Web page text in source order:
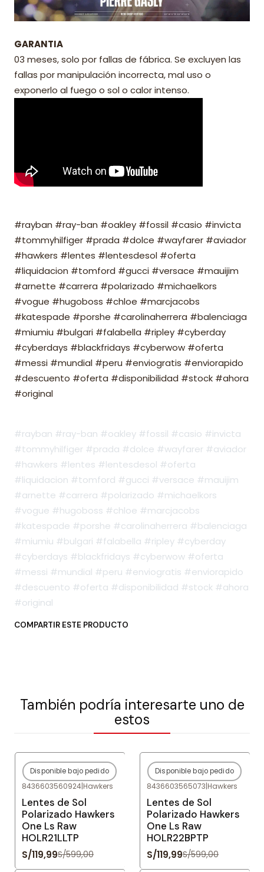
GARANTIA
03 meses, solo por fallas de fábrica. Se excluyen las
fallas por manipulación incorrecta, mal uso o
exponerlo al fuego o sol o calor intenso.
#rayban #ray-ban #oakley #fossil #casio #invicta
#tommyhilfiger #prada #dolce #wayfarer #aviador
#hawkers #lentes #lentesdesol #oferta
#liquidacion #tomford #gucci #versace #mauijim
#arnette #carrera #polarizado #michaelkors
#vogue #hugoboss #chloe #marcjacobs
#katespade #porshe #carolinaherrera #balenciaga
#miumiu #bulgari #falabella #ripley #cyberday
#cyberdays #blackfridays #cyberwow #oferta
#messi #mundial #peru #enviogratis #enviorapido
#descuento #oferta #disponibilidad #stock #ahora
#original
#rayban #ray-ban #oakley #fossil #casio #invicta
#tommyhilfiger #prada #dolce #wayfarer #aviador
#hawkers #lentes #lentesdesol #oferta
#liquidacion #tomford #gucci #versace #mauijim
#arnette #carrera #polarizado #michaelkors
#vogue #hugoboss #chloe #marcjacobs
#katespade #porshe #carolinaherrera #balenciaga
#miumiu #bulgari #falabella #ripley #cyberday
#cyberdays #blackfridays #cyberwow #oferta
#messi #mundial #peru #enviogratis #enviorapido
#descuento #oferta #disponibilidad #stock #ahora
#original
COMPARTIR ESTE PRODUCTO
También podría interesarte uno de
estos
-80%OFF
Agotado
Disponible bajo pedido
8436603560924|Hawkers
Lentes de Sol
Polarizado Hawkers
One Ls Raw
HOLR21LLTP
S/119,99S/599,00
-80%OFF
Agotado
Disponible bajo pedido
8436603565073|Hawkers
Lentes de Sol
Polarizado Hawkers
One Ls Raw
HOLR22BPTP
S/119,99S/599,00